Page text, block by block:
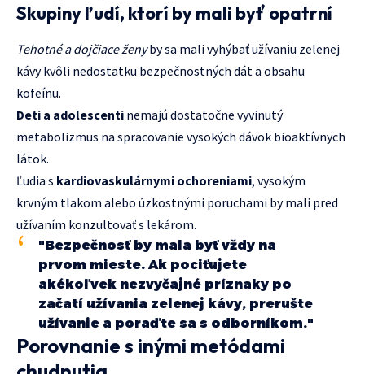
Skupiny ľudí, ktorí by mali byť opatrní
Tehotné a dojčiace ženyby sa mali vyhýbať užívaniu zelenej
kávy kvôli nedostatku bezpečnostných dát a obsahu
kofeínu.
Deti a adolescenti nemajú dostatočne vyvinutý
metabolizmus na spracovanie vysokých dávok bioaktívnych
látok.
Ľudia s kardiovaskulárnymi ochoreniami, vysokým
krvným tlakom alebo úzkostnými poruchami by mali pred
užívaním konzultovať s lekárom.
"Bezpečnosť by mala byť vždy na
prvom mieste. Ak pociťujete
akékoľvek nezvyčajné príznaky po
začatí užívania zelenej kávy, prerušte
užívanie a poraďte sa s odborníkom."
Porovnanie s inými metódami